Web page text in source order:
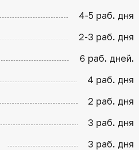
4-5 раб. дня
2-3 раб. дня
6 раб. дней.
4 раб. дня
2 раб. дня
3 раб. дня
3 раб. дня